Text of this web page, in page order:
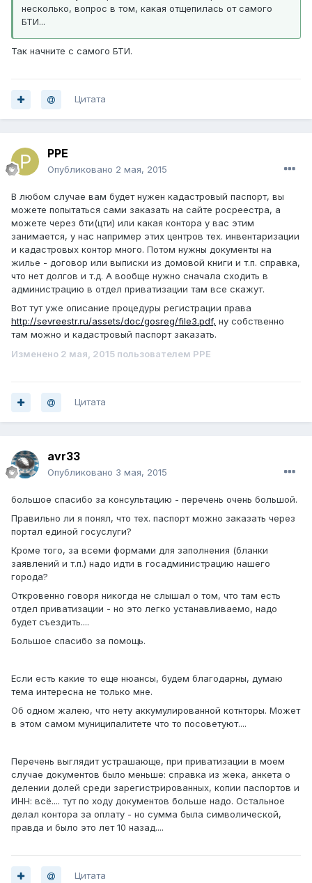
несколько, вопрос в том, какая отщепилась от самого
БТИ...
Так начните с самого БТИ.
Цитата
PPE
Опубликовано 2 мая, 2015
В любом случае вам будет нужен кадастровый паспорт, вы
можете попытаться сами заказать на сайте росреестра, а
можете через бти(цти) или какая контора у вас этим
занимается, у нас например этих центров тех. инвентаризации
и кадастровых контор много. Потом нужны документы на
жилье - договор или выписки из домовой книги и т.п. справка,
что нет долгов и т.д. А вообще нужно сначала сходить в
администрацию в отдел приватизации там все скажут.
Вот тут уже описание процедуры регистрации права
http://sevreestr.ru/assets/doc/gosreg/file3.pdf, ну собственно
там можно и кадастровый паспорт заказать.
Изменено 2 мая, 2015 пользователем PPE
Цитата
avr33
Опубликовано 3 мая, 2015
большое спасибо за консультацию - перечень очень большой.
Правильно ли я понял, что тех. паспорт можно заказать через
портал единой госуслуги?
Кроме того, за всеми формами для заполнения (бланки
заявлений и т.п.) надо идти в госадминистрацию нашего
города?
Откровенно говоря никогда не слышал о том, что там есть
отдел приватизации - но это легко устанавливаемо, надо
будет съездить....
Большое спасибо за помощь.
Если есть какие то еще нюансы, будем благодарны, думаю
тема интересна не только мне.
Об одном жалею, что нету аккумулированной котнторы. Может
в этом самом муниципалитете что то посоветуют....
Перечень выглядит устрашающе, при приватизации в моем
случае документов было меньше: справка из жека, анкета о
делении долей среди зарегистрированных, копии паспортов и
ИНН: всё.... тут по ходу документов больше надо. Остальное
делал контора за оплату - но сумма была символической,
правда и было это лет 10 назад....
Цитата